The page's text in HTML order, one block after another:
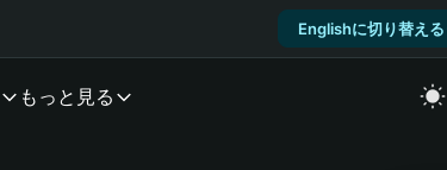
Englishに切り替える
もっと見る